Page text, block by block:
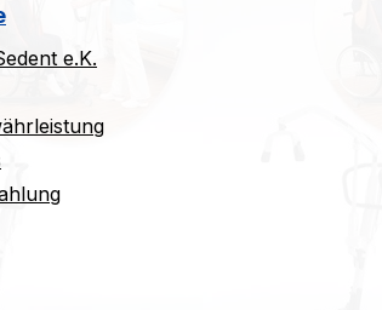
e.K.